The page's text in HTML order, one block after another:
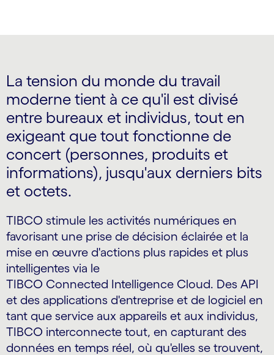
La tension du monde du travail
moderne tient à ce qu'il est divisé
entre bureaux et individus, tout en
exigeant que tout fonctionne de
concert (personnes, produits et
informations), jusqu'aux derniers bits
et octets.
TIBCO stimule les activités numériques en
favorisant une prise de décision éclairée et la
mise en œuvre d'actions plus rapides et plus
intelligentes via le
TIBCO Connected Intelligence Cloud. Des API
et des applications d'entreprise et de logiciel en
tant que service aux appareils et aux individus,
TIBCO interconnecte tout, en capturant des
données en temps réel, où qu'elles se trouvent,